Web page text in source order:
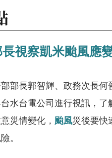
視察凱米颱風應
長郭智輝、政務次長何
水台電公司進行視訊，了
災情變化， 颱風災後要快
。